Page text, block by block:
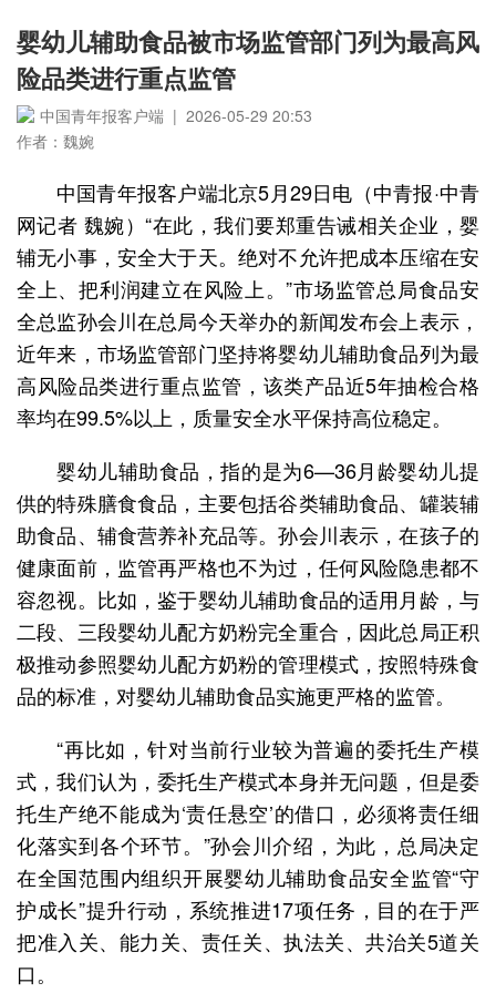
婴幼儿辅助食品被市场监管部门列为最高风
险品类进行重点监管
中国青年报客户端 | 2026-05-29 20:53
作者：魏婉
中国青年报客户端北京5月29日电（中青报·中青
网记者 魏婉）“在此，我们要郑重告诫相关企业，婴
辅无小事，安全大于天。绝对不允许把成本压缩在安
全上、把利润建立在风险上。”市场监管总局食品安
全总监孙会川在总局今天举办的新闻发布会上表示，
近年来，市场监管部门坚持将婴幼儿辅助食品列为最
高风险品类进行重点监管，该类产品近5年抽检合格
率均在99.5%以上，质量安全水平保持高位稳定。
婴幼儿辅助食品，指的是为6—36月龄婴幼儿提
供的特殊膳食食品，主要包括谷类辅助食品、罐装辅
助食品、辅食营养补充品等。孙会川表示，在孩子的
健康面前，监管再严格也不为过，任何风险隐患都不
容忽视。比如，鉴于婴幼儿辅助食品的适用月龄，与
二段、三段婴幼儿配方奶粉完全重合，因此总局正积
极推动参照婴幼儿配方奶粉的管理模式，按照特殊食
品的标准，对婴幼儿辅助食品实施更严格的监管。
“再比如，针对当前行业较为普遍的委托生产模
式，我们认为，委托生产模式本身并无问题，但是委
托生产绝不能成为‘责任悬空’的借口，必须将责任细
化落实到各个环节。”孙会川介绍，为此，总局决定
在全国范围内组织开展婴幼儿辅助食品安全监管“守
护成长”提升行动，系统推进17项任务，目的在于严
把准入关、能力关、责任关、执法关、共治关5道关
口。